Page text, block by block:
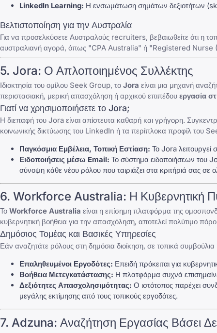
LinkedIn Learning: Η ενσωμάτωση σημάτων δεξιοτήτων
Βελτιστοποίηση για την Αυστραλία
Για να προσελκύσετε Αυστραλούς recruiters, βεβαιωθείτε ότι η
αυστραλιανή αγορά, όπως "CPA Australia" ή "Registered Nurse
5. Jora: Ο Απλοποιημένος Συλλέκτης
Ιδιοκτησία του ομίλου Seek Group, το Jora είναι μια μηχανή
περιστασιακή, μερική απασχόληση ή αρχικού επιπέδου εργασία
Γιατί να χρησιμοποιήσετε το Jora;
Η διεπαφή του Jora είναι απίστευτα καθαρή και γρήγορη.
κοινωνικής δικτύωσης του LinkedIn ή τα περίπλοκα προφίλ του
Παγκόσμια Εμβέλεια, Τοπική Εστίαση: Το Jora λειτουργεί
Ειδοποιήσεις μέσω Email: Το σύστημα ειδοποιήσεων του
σύνοψη κάθε νέου ρόλου που ταιριάζει στα κριτήριά σας σε
6. Workforce Australia: Η Κυβερνητική
Το Workforce Australia είναι η επίσημη πλατφόρμα της
κυβερνητική βοήθεια για την απασχόληση, αποτελεί πολύτιμο
Δημόσιος Τομέας και Βασικές Υπηρεσίες
Εάν αναζητάτε ρόλους στη δημόσια διοίκηση, σε τοπικά
Επαληθευμένοι Εργοδότες: Επειδή πρόκειται για
Βοήθεια Μετεγκατάστασης: Η πλατφόρμα συχνά
Δεξιότητες Απασχολησιμότητας: Ο ιστότοπος παρέχει
μεγάλης εκτίμησης από τους τοπικούς εργοδότες.
7. Adzuna: Αναζήτηση Εργασίας Βάσει